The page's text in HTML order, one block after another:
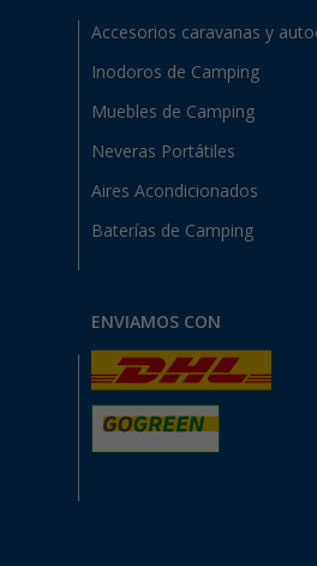
Accesorios caravanas y
Inodoros de Camping
Muebles de Camping
Neveras Portátiles
Aires Acondicionados
Baterías de Camping
ENVIAMOS CON